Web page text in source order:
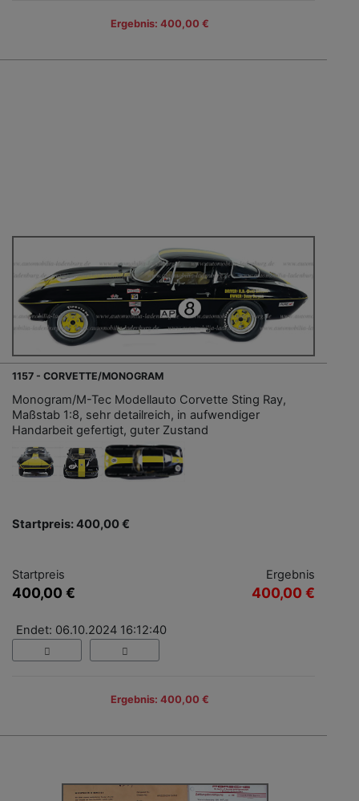
Ergebnis: 400,00 €
1157 - CORVETTE/MONOGRAM
Monogram/M-Tec Modellauto Corvette Sting Ray,
Maßstab 1:8, sehr detailreich, in aufwendiger
Handarbeit gefertigt, guter Zustand
Startpreis: 400,00 €
Startpreis
400,00 €
Ergebnis
400,00 €
Endet: 06.10.2024 16:12:40
Ergebnis: 400,00 €